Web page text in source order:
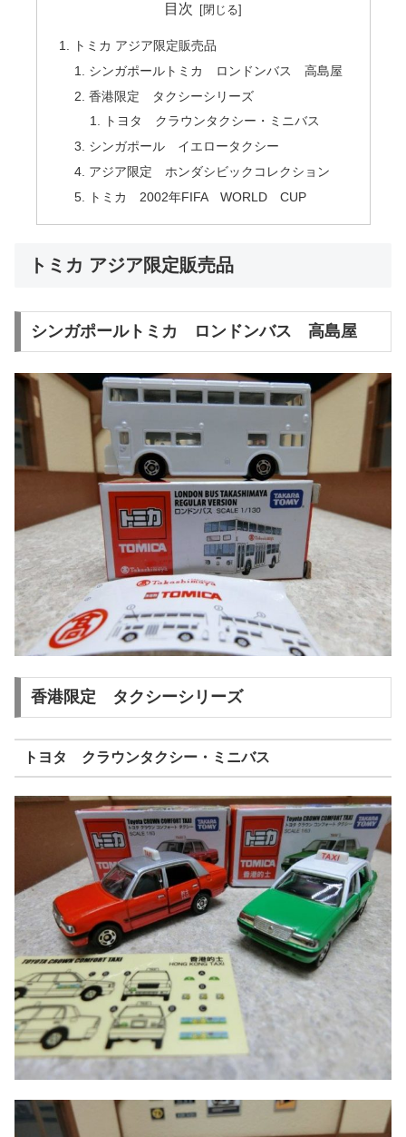
目次
トミカ アジア限定販売品
シンガポールトミカ ロンドンバス 高島屋
香港限定 タクシーシリーズ
トヨタ クラウンタクシー・ミニバス
シンガポール イエロータクシー
アジア限定 ホンダシビックコレクション
トミカ 2002年FIFA WORLD CUP
トミカ アジア限定販売品
シンガポールトミカ ロンドンバス 高島屋
香港限定 タクシーシリーズ
トヨタ クラウンタクシー・ミニバス